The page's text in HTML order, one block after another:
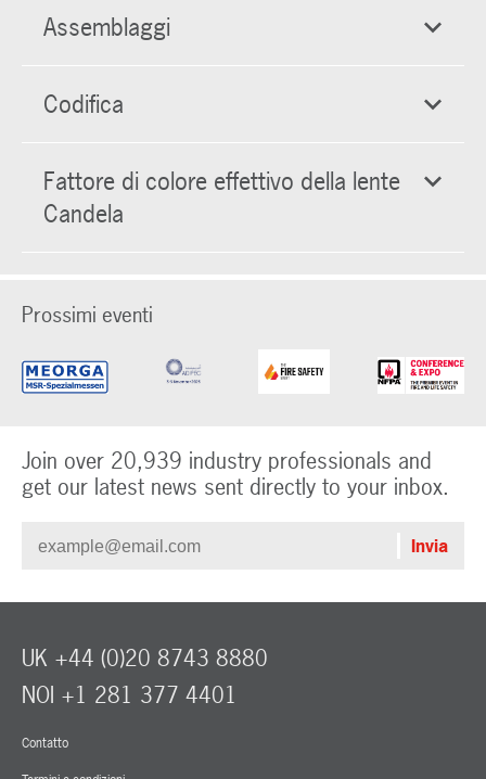
Assemblaggi
Codifica
Fattore di colore effettivo della lente
Candela
Prossimi eventi
Join over 20,939 industry professionals and
get our latest news sent directly to your inbox.
Contatto
UK +44 (0)20 8743 8880
NOI +1 281 377 4401